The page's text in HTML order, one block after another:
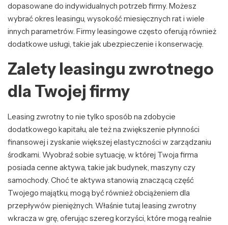
dopasowane do indywidualnych potrzeb firmy. Możesz
wybrać okres leasingu, wysokość miesięcznych rat i wiele
innych parametrów. Firmy leasingowe często oferują również
dodatkowe usługi, takie jak ubezpieczenie i konserwację.
Zalety leasingu zwrotnego
dla Twojej firmy
Leasing zwrotny to nie tylko sposób na zdobycie
dodatkowego kapitału, ale też na zwiększenie płynności
finansowej i zyskanie większej elastyczności w zarządzaniu
środkami. Wyobraź sobie sytuację, w której Twoja firma
posiada cenne aktywa, takie jak budynek, maszyny czy
samochody. Choć te aktywa stanowią znaczącą część
Twojego majątku, mogą być również obciążeniem dla
przepływów pieniężnych. Właśnie tutaj leasing zwrotny
wkracza w grę, oferując szereg korzyści, które mogą realnie